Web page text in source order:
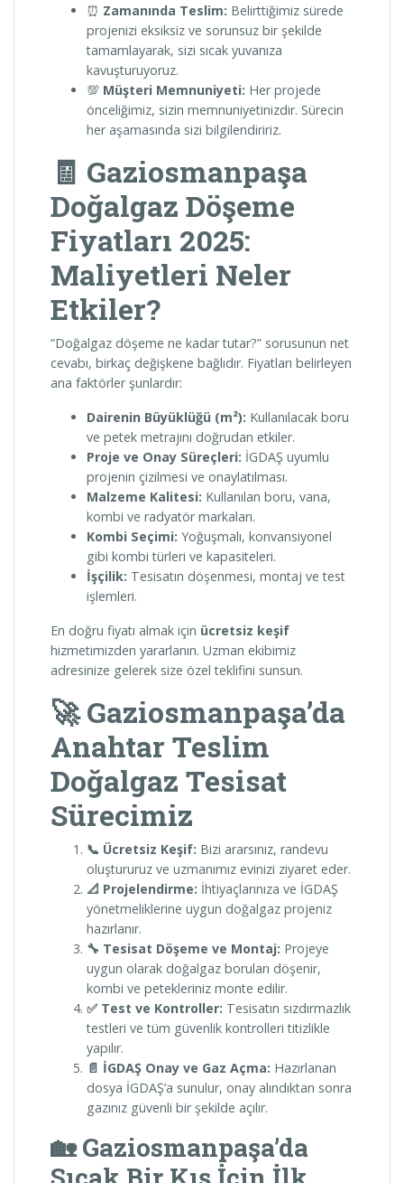
⏰ Zamanında Teslim: Belirttiğimiz sürede
projenizi eksiksiz ve sorunsuz bir şekilde
tamamlayarak, sizi sıcak yuvanıza
kavuşturuyoruz.
💯 Müşteri Memnuniyeti: Her projede
önceliğimiz, sizin memnuniyetinizdir. Sürecin
her aşamasında sizi bilgilendiririz.
🧾 Gaziosmanpaşa
Doğalgaz Döşeme
Fiyatları 2025:
Maliyetleri Neler
Etkiler?
“Doğalgaz döşeme ne kadar tutar?” sorusunun net
cevabı, birkaç değişkene bağlıdır. Fiyatları belirleyen
ana faktörler şunlardır:
Dairenin Büyüklüğü (m²): Kullanılacak boru
ve petek metrajını doğrudan etkiler.
Proje ve Onay Süreçleri: İGDAŞ uyumlu
projenin çizilmesi ve onaylatılması.
Malzeme Kalitesi: Kullanılan boru, vana,
kombi ve radyatör markaları.
Kombi Seçimi: Yoğuşmalı, konvansiyonel
gibi kombi türleri ve kapasiteleri.
İşçilik: Tesisatın döşenmesi, montaj ve test
işlemleri.
En doğru fiyatı almak için ücretsiz keşif
hizmetimizden yararlanın. Uzman ekibimiz
adresinize gelerek size özel teklifini sunsun.
🚀 Gaziosmanpaşa’da
Anahtar Teslim
Doğalgaz Tesisat
Sürecimiz
📞 Ücretsiz Keşif: Bizi ararsınız, randevu
oluştururuz ve uzmanımız evinizi ziyaret eder.
📐 Projelendirme: İhtiyaçlarınıza ve İGDAŞ
yönetmeliklerine uygun doğalgaz projeniz
hazırlanır.
🔧 Tesisat Döşeme ve Montaj: Projeye
uygun olarak doğalgaz boruları döşenir,
kombi ve petekleriniz monte edilir.
✅ Test ve Kontroller: Tesisatın sızdırmazlık
testleri ve tüm güvenlik kontrolleri titizlikle
yapılır.
📄 İGDAŞ Onay ve Gaz Açma: Hazırlanan
dosya İGDAŞ’a sunulur, onay alındıktan sonra
gazınız güvenli bir şekilde açılır.
🏡 Gaziosmanpaşa’da